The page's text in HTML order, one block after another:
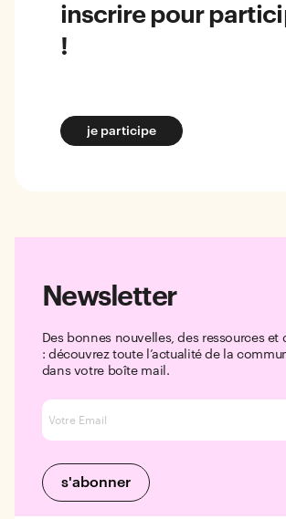
inscrire pour
!
je participe
Newsletter
Des bonnes nouvelles, des ressources et
: découvrez toute l’actualité de la
dans votre boîte mail.